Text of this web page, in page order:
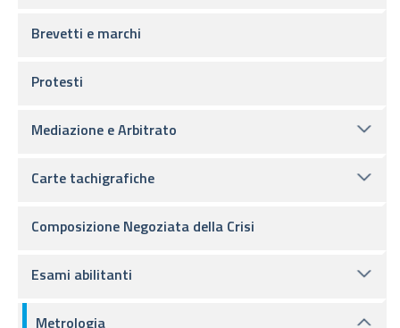
Brevetti e marchi
Protesti
Mediazione e Arbitrato
Carte tachigrafiche
Composizione Negoziata della Crisi
Esami abilitanti
Metrologia